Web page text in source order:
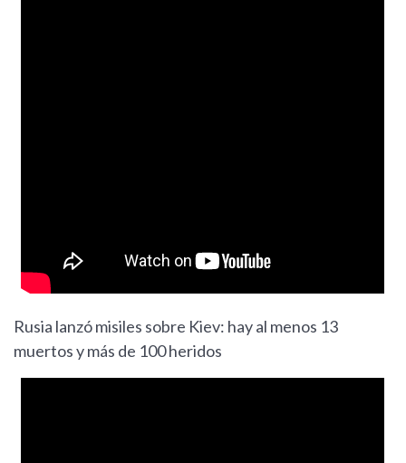
Rusia lanzó misiles sobre Kiev: hay al menos 13
muertos y más de 100 heridos